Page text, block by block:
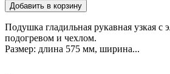
Добавить в корзину
Подушка гладильная рукавная узкая с
подогревом и чехлом.
Размер: длина 575 мм, ширина...